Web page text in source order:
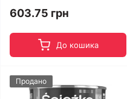
603.75 грн
До кошика
Продано